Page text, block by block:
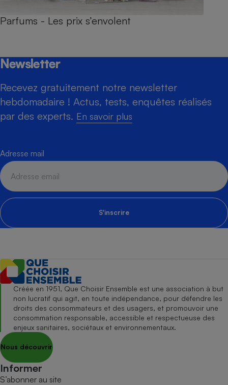
Parfums - Les prix s’envolent
Newsletter
Recevez gratuitement notre newsletter
hebdomadaire ! Actus, tests, enquêtes réalisés
par des experts. En savoir plus
Adresse mail
S'inscrire
Créée en 1951, Que Choisir Ensemble est une association à but
non lucratif qui agit, en toute indépendance, pour défendre les
droits des consommateurs et des usagers, et promouvoir une
consommation responsable, accessible et respectueuse des
enjeux sanitaires, sociétaux et environnementaux.
Nous découvrir
Informer
S’abonner au site